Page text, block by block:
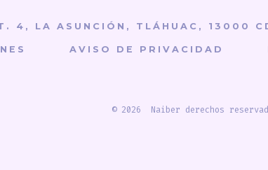
una
4, LA ASUNCIÓN, TLÁHUAC, 13000
AVISO DE PRIVACIDAD
© 2026 Naiber derechos